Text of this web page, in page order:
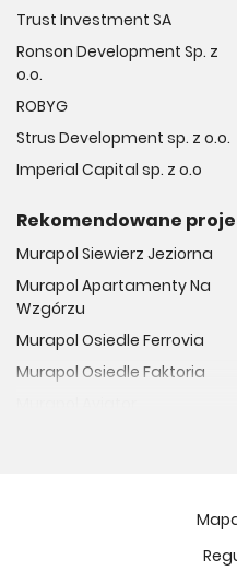
Trust Investment SA
Ronson Development Sp. z
o.o.
ROBYG
Strus Development sp. z o.o.
Imperial Capital sp. z o.o
Rekomendowane
Murapol Siewierz Jeziorna
Murapol Apartamenty Na
Wzgórzu
Murapol Osiedle Ferrovia
Murapol Osiedle Faktoria
Murapol Osiedle Szafirove